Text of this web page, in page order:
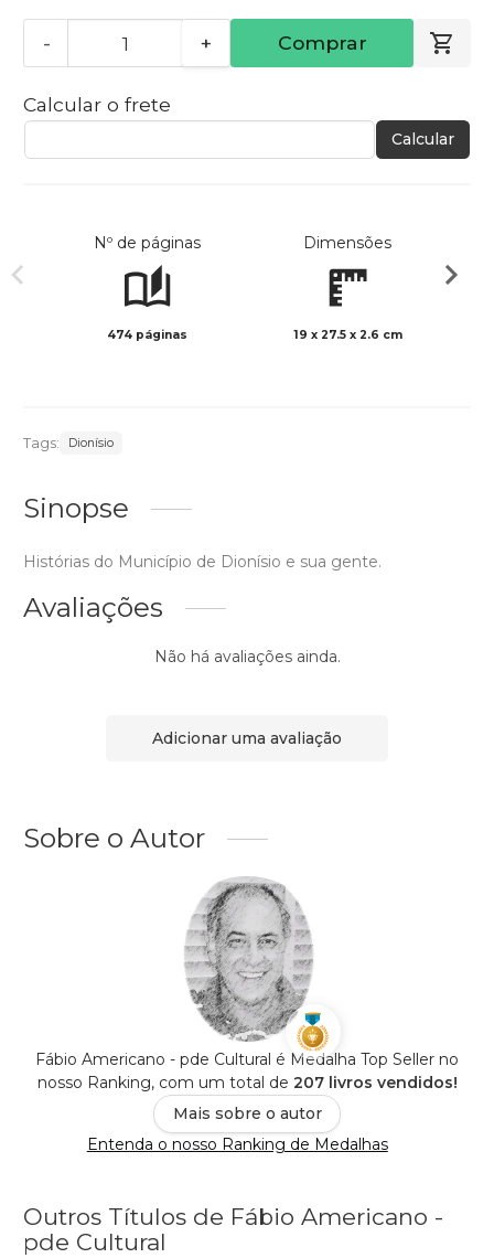
- + Comprar
Calcular o frete
Calcular
Nº de páginas
474 páginas
Dimensões
19 x 27.5 x 2.6 cm
Tags: Dionísio
Sinopse
Histórias do Município de Dionísio e sua gente.
Avaliações
Não há avaliações ainda.
Adicionar uma avaliação
Sobre o Autor
Fábio Americano - pde Cultural é Medalha Top Seller no
nosso Ranking, com um total de 207 livros vendidos!
Mais sobre o autor
Entenda o nosso Ranking de Medalhas
Outros Títulos de Fábio Americano -
pde Cultural